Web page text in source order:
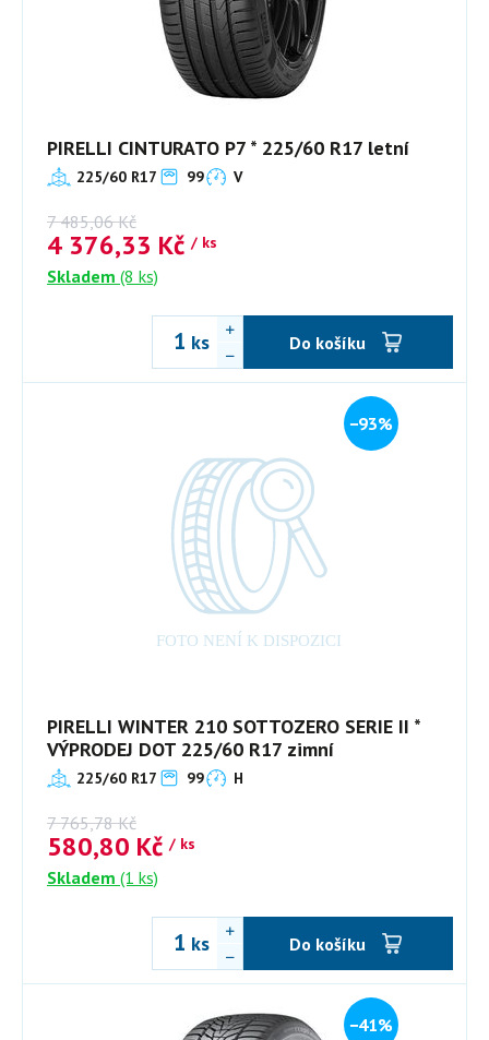
PIRELLI CINTURATO P7 * 225/60 R17 letní
225/60 R17 99 V
7 485,06 Kč
4 376,33 Kč / ks
Skladem (8 ks)
ks Do košíku
−93%
PIRELLI WINTER 210 SOTTOZERO SERIE II *
VÝPRODEJ DOT 225/60 R17 zimní
225/60 R17 99 H
7 765,78 Kč
580,80 Kč / ks
Skladem (1 ks)
ks Do košíku
−41%